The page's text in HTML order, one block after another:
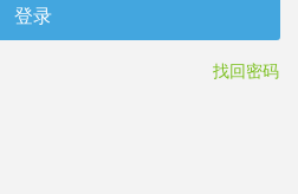
登录
找回密码